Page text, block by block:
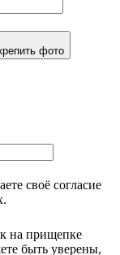
фото
своё согласие
на прищепке
быть уверены,